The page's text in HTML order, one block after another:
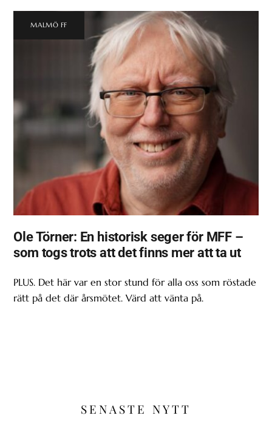
MALMÖ FF
Ole Törner: En historisk seger för MFF –
som togs trots att det finns mer att ta ut
PLUS. Det här var en stor stund för alla oss som röstade
rätt på det där årsmötet. Värd att vänta på.
SENASTE NYTT